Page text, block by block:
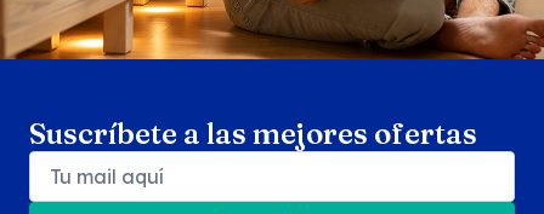
Suscríbete a las mejores ofertas